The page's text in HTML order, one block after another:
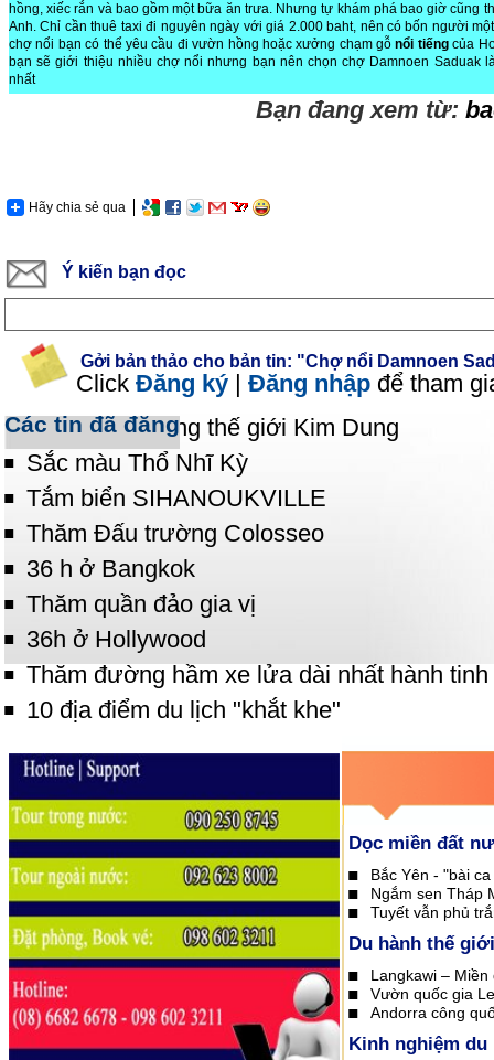
hồng, xiếc rắn và bao gồm một bữa ăn trưa. Nhưng tự khám phá bao giờ cũng
Anh. Chỉ cần thuê taxi đi nguyên ngày với giá 2.000 baht, nên có bốn người
chợ nổi bạn có thể yêu cầu đi vườn hồng hoặc xưởng chạm gỗnổi tiếngcủa
bạn sẽ giới thiệu nhiều chợ nổi nhưng bạn nên chọn chợ Damnoen Saduak
nhất
Bạn đang xem từ:
Hãy chia sẻ qua
Ý kiến bạn đọc
Gởi bản thảo cho bản tin: "Chợ nổi Damnoen
Click Đăng ký | Đăng nhập để tham
Các tin đã đăng
Phiêu lãng trong thế giới Kim Dung
Sắc màu Thổ Nhĩ Kỳ
Tắm biển SIHANOUKVILLE
Thăm Đấu trường Colosseo
36 h ở Bangkok
Thăm quần đảo gia vị
36h ở Hollywood
Thăm đường hầm xe lửa dài nhất hành tinh
10 địa điểm du lịch "khắt khe"
Dọc miền đất
Bắc Yên - "bài
Ngắm sen Tháp
Tuyết vẫn phủ
Du hành thế giới
Langkawi – Miền
Vườn quốc gia
Andorra công
Kinh nghiệm du